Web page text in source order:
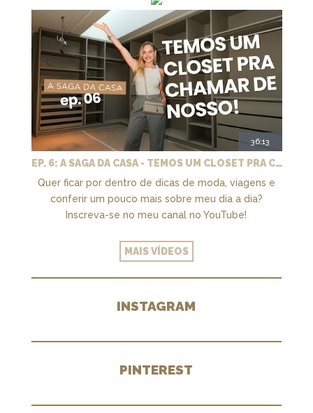
36:13
EP. 6: A SAGA DA CASA - TEMOS UM CLOSET PRA CHAMAR DE NOSSO + MARCENARIA E PAISAGISMO
Quer ficar por dentro de dicas de moda, viagens e
conferir um pouco mais sobre meu dia a dia?
Inscreva-se no meu canal no YouTube!
MAIS VÍDEOS
INSTAGRAM
PINTEREST